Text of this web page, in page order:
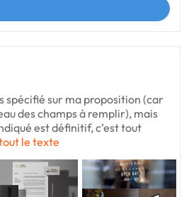
spécifié sur ma proposition (car
des champs à remplir), mais
est définitif, c’est tout
le texte